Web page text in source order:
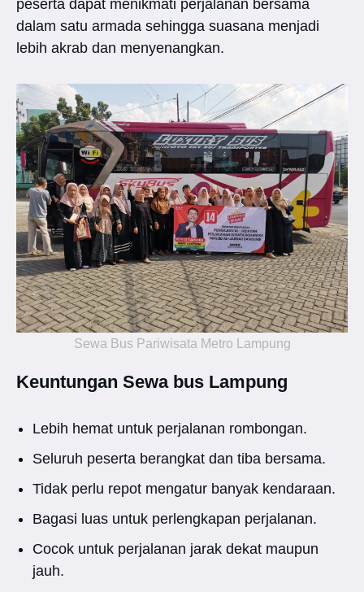
peserta dapat menikmati perjalanan bersama
dalam satu armada sehingga suasana menjadi
lebih akrab dan menyenangkan.
Sewa Bus Pariwisata Metro Lampung
Keuntungan Sewa bus Lampung
Lebih hemat untuk perjalanan rombongan.
Seluruh peserta berangkat dan tiba bersama.
Tidak perlu repot mengatur banyak kendaraan.
Bagasi luas untuk perlengkapan perjalanan.
Cocok untuk perjalanan jarak dekat maupun
jauh.